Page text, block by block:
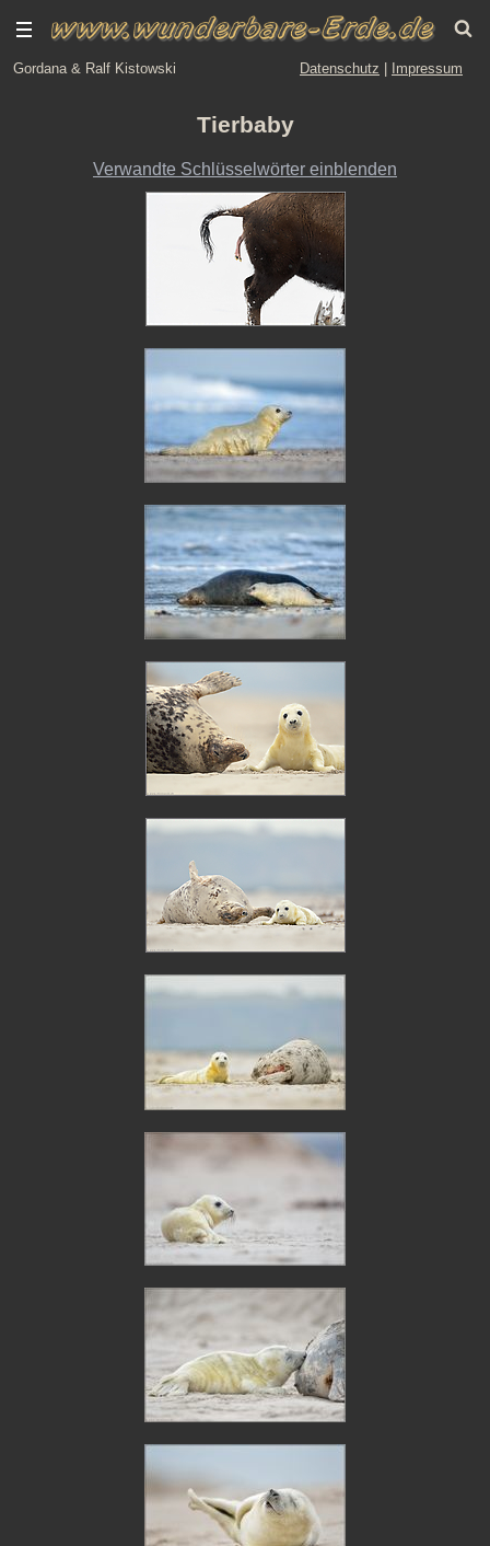
Gordana & Ralf Kistowski Datenschutz Impressum
Tierbaby
Verwandte Schlüsselwörter einblenden